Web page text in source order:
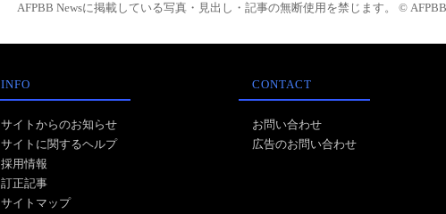
AFPBB Newsに掲載している写真・見出し・記事の無断使用を禁じます。 © AFPBB
INFO
サイトからのお知らせ
サイトに関するヘルプ
採用情報
訂正記事
サイトマップ
CONTACT
お問い合わせ
広告のお問い合わせ